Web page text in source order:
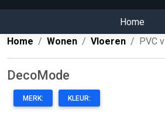
Home
Home
Wonen Vloeren PVC
DecoMode
MERK: KLEUR: